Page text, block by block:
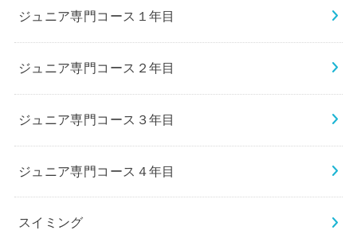
ジュニア専門コース１年目
ジュニア専門コース２年目
ジュニア専門コース３年目
ジュニア専門コース４年目
スイミング